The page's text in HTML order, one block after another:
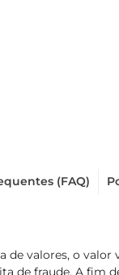
(FAQ)
de valores, o
de fraude. A